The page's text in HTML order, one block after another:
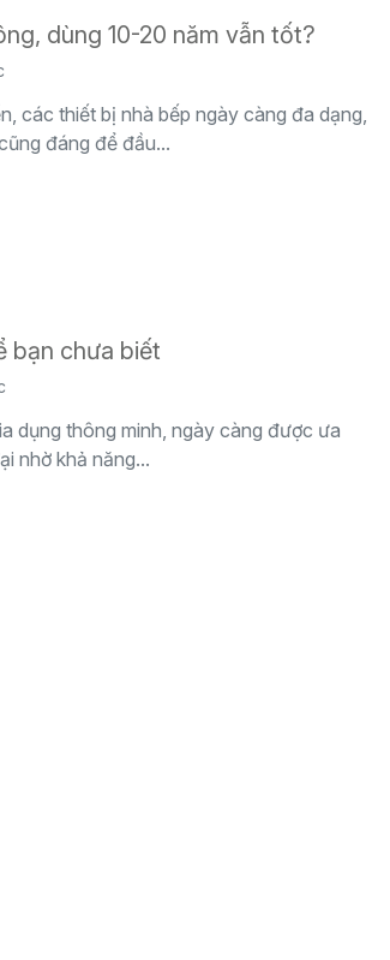
dùng 10-20 năm vẫn tốt?
các thiết bị nhà bếp ngày càng đa dạng,
đáng để đầu...
bạn chưa biết
dụng thông minh, ngày càng được ưa
nhờ khả năng...